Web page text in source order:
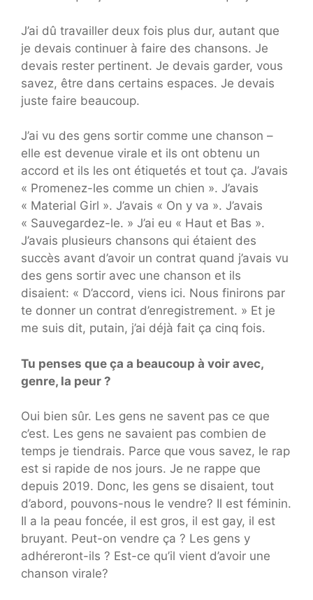
J’ai dû travailler deux fois plus dur, autant que
je devais continuer à faire des chansons. Je
devais rester pertinent. Je devais garder, vous
savez, être dans certains espaces. Je devais
juste faire beaucoup.
J’ai vu des gens sortir comme une chanson –
elle est devenue virale et ils ont obtenu un
accord et ils les ont étiquetés et tout ça. J’avais
« Promenez-les comme un chien ». J’avais
« Material Girl ». J’avais « On y va ». J’avais
« Sauvegardez-le. » J’ai eu « Haut et Bas ».
J’avais plusieurs chansons qui étaient des
succès avant d’avoir un contrat quand j’avais vu
des gens sortir avec une chanson et ils
disaient: « D’accord, viens ici. Nous finirons par
te donner un contrat d’enregistrement. » Et je
me suis dit, putain, j’ai déjà fait ça cinq fois.
Tu penses que ça a beaucoup à voir avec,
genre, la peur ?
Oui bien sûr. Les gens ne savent pas ce que
c’est. Les gens ne savaient pas combien de
temps je tiendrais. Parce que vous savez, le rap
est si rapide de nos jours. Je ne rappe que
depuis 2019. Donc, les gens se disaient, tout
d’abord, pouvons-nous le vendre? Il est féminin.
Il a la peau foncée, il est gros, il est gay, il est
bruyant. Peut-on vendre ça ? Les gens y
adhéreront-ils ? Est-ce qu’il vient d’avoir une
chanson virale?